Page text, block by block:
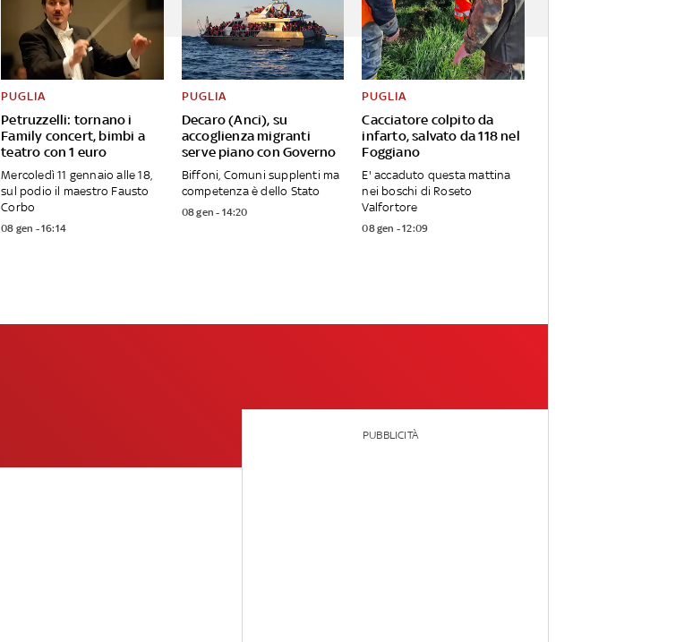
Petruzzelli: tornano i
Family concert, bimbi a
teatro con 1 euro
PUGLIA
Mercoledì 11 gennaio alle 18,
sul podio il maestro Fausto
Corbo
08 gen - 16:14
Decaro (Anci), su
accoglienza migranti
serve piano con Governo
PUGLIA
Biffoni, Comuni supplenti ma
competenza è dello Stato
08 gen - 14:20
Cacciatore colpito da
infarto, salvato da 118 nel
Foggiano
PUGLIA
E' accaduto questa mattina
nei boschi di Roseto
Valfortore
08 gen - 12:09
PUBBLICITÀ